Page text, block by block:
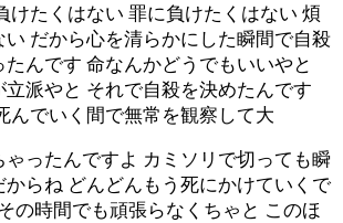
けたくはない 罪に負けたくはない 煩
だから心を清らかにした瞬間で自殺
たんです 命なんかどうでもいいやと
派やと それで自殺を決めたんです
んでいく間で無常を観察して大
ゃったんですよ カミソリで切っても瞬
からね どんどんもう死にかけていくで
の時間でも頑張らなくちゃと このほ